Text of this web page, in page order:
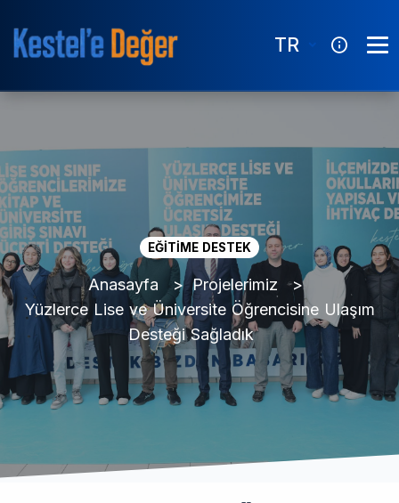
TR
EĞİTİME DESTEK
Anasayfa
Projelerimiz
Yüzlerce Lise ve Üniversite Öğrencisine Ulaşım
Desteği Sağladık